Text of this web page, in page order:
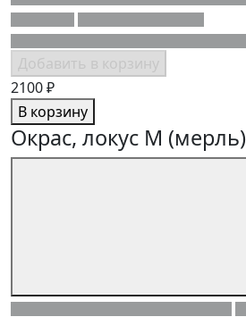
2100 ₽
В корзину
Окрас, локус M (мерль)